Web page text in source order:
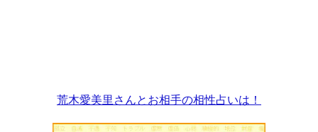
荒木愛美里さんとお相手の相性占いは！